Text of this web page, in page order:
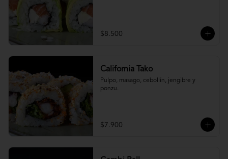
$8.500
California Tako
Pulpo, masago, cebollín, jengibre y
ponzu.
$7.900